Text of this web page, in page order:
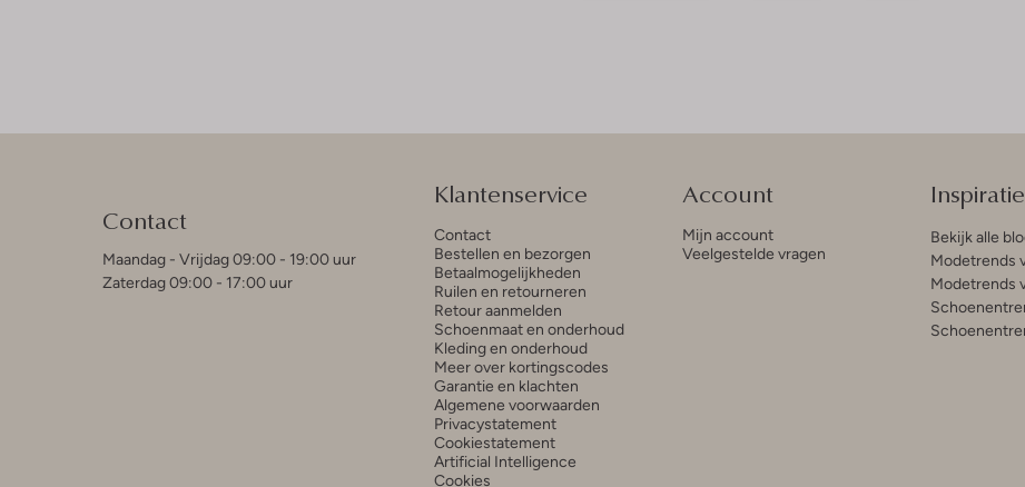
Contact
Maandag - Vrijdag 09:00 - 19:00 uur
Zaterdag 09:00 - 17:00 uur
Klantenservice
Contact
Bestellen en bezorgen
Betaalmogelijkheden
Ruilen en retourneren
Retour aanmelden
Schoenmaat en onderhoud
Kleding en onderhoud
Meer over kortingscodes
Garantie en klachten
Algemene voorwaarden
Privacystatement
Cookiestatement
Artificial Intelligence
Cookies
Account
Mijn account
Veelgestelde vragen
Inspiratie
Bekijk alle
Modetrends
Modetrends